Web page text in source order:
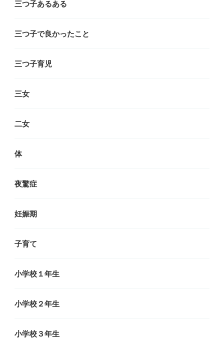
三つ子あるある
三つ子で良かったこと
三つ子育児
三女
二女
体
夜驚症
妊娠期
子育て
小学校１年生
小学校２年生
小学校３年生